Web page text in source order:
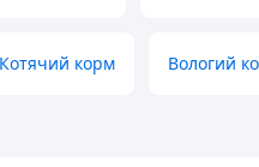
Котячий корм Вологий